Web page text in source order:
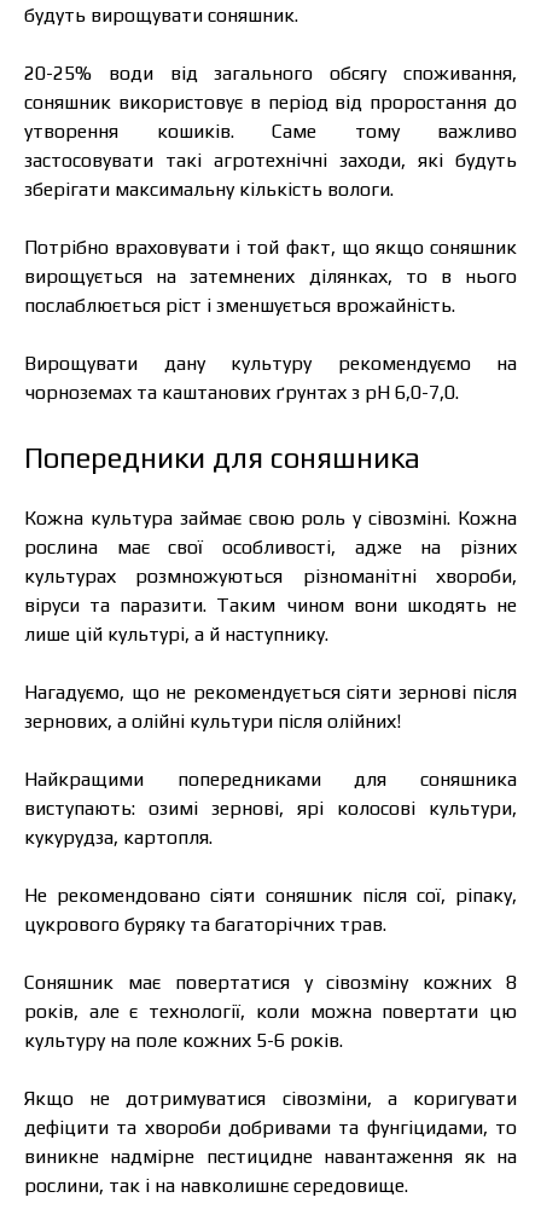
будуть вирощувати соняшник.
20-25% води від загального обсягу споживання,
соняшник використовує в період від проростання до
утворення кошиків. Саме тому важливо
застосовувати такі агротехнічні заходи, які будуть
зберігати максимальну кількість вологи.
Потрібно враховувати і той факт, що якщо соняшник
вирощується на затемнених ділянках, то в нього
послаблюється ріст і зменшується врожайність.
Вирощувати дану культуру рекомендуємо на
чорноземах та каштанових ґрунтах з рН 6,0-7,0.
Попередники для соняшника
Кожна культура займає свою роль у сівозміні. Кожна
рослина має свої особливості, адже на різних
культурах розмножуються різноманітні хвороби,
віруси та паразити. Таким чином вони шкодять не
лише цій культурі, а й наступнику.
Нагадуємо, що не рекомендується сіяти зернові після
зернових, а олійні культури після олійних!
Найкращими попередниками для соняшника
виступають: озимі зернові, ярі колосові культури,
кукурудза, картопля.
Не рекомендовано сіяти соняшник після сої, ріпаку,
цукрового буряку та багаторічних трав.
Соняшник має повертатися у сівозміну кожних 8
років, але є технології, коли можна повертати цю
культуру на поле кожних 5-6 років.
Якщо не дотримуватися сівозміни, а коригувати
дефіцити та хвороби добривами та фунгіцидами, то
виникне надмірне пестицидне навантаження як на
рослини, так і на навколишнє середовище.